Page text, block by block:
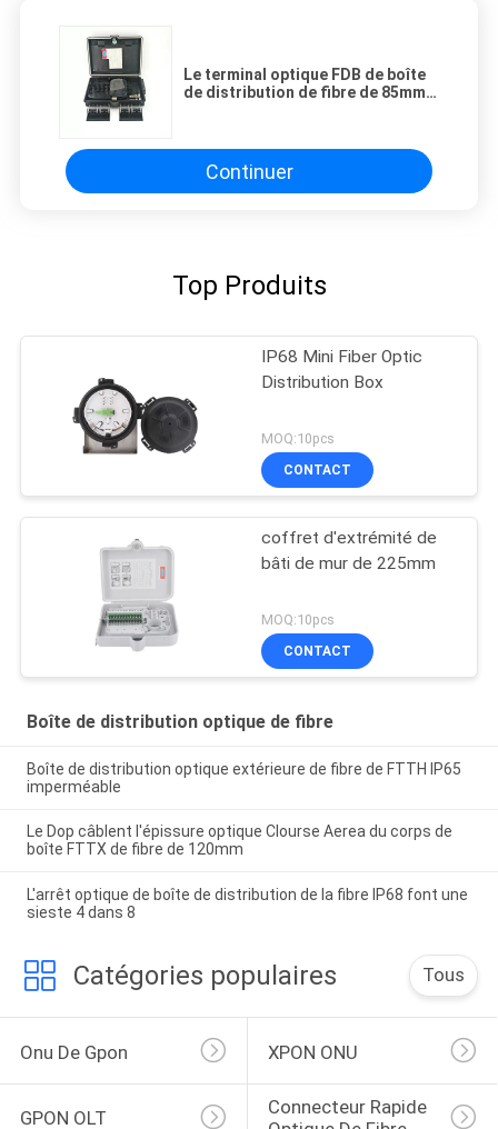
Le terminal optique FDB de boîte
de distribution de fibre de 85mm
Continuer
Top Produits
IP68 Mini Fiber Optic
Distribution Box
MOQ:10pcs
CONTACT
coffret d'extrémité de
bâti de mur de 225mm
MOQ:10pcs
CONTACT
Boîte de distribution optique de fibre
Boîte de distribution optique extérieure de fibre de FTTH IP65
imperméable
Le Dop câblent l'épissure optique Clourse Aerea du corps de
boîte FTTX de fibre de 120mm
L'arrêt optique de boîte de distribution de la fibre IP68 font une
sieste 4 dans 8
Catégories populaires Tous
Onu De Gpon XPON ONU
GPON OLT
Connecteur Rapide